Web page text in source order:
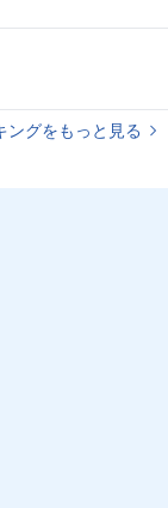
ングをもっと見る